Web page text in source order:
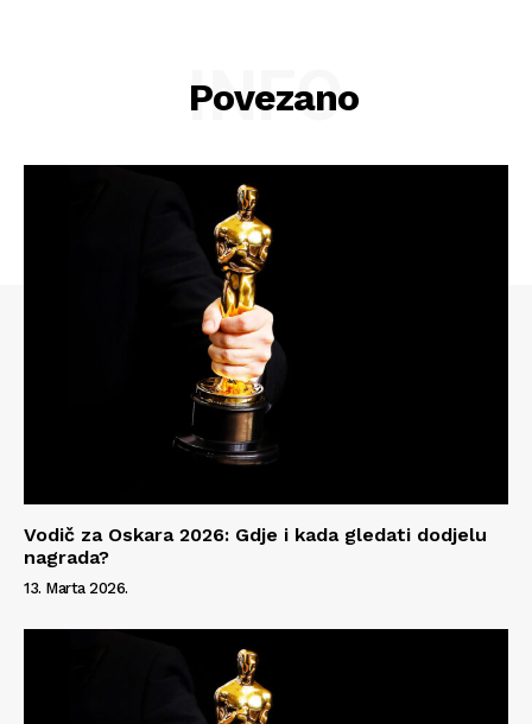
O nama
Kontakt
Povezano
INFO
Vodič za Oskara 2026: Gdje i kada gledati dodjelu
nagrada?
13. Marta 2026.